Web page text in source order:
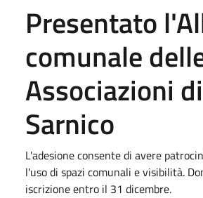
Presentato
comunale
Associazioni di
Sarnico
L'adesione consente di avere
l'uso di spazi comunali e visibilità.
iscrizione entro il 31 dicembre.